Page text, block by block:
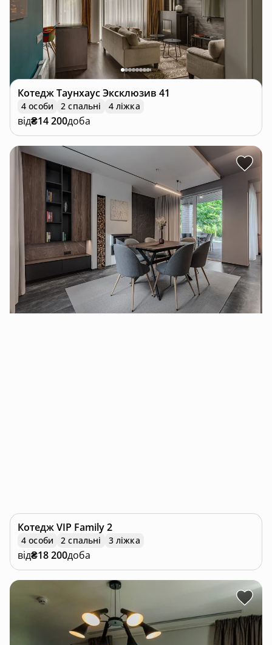
КотеджТаунхаус Эксклюзив 41
4 особи 2 спальні 4 ліжка
від₴14 200доба
КотеджVIP Family 2
4 особи 2 спальні 3 ліжка
від₴18 200доба